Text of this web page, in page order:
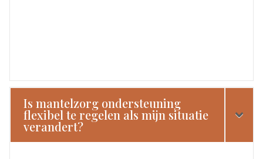
Is mantelzorg ondersteuning
flexibel te regelen als mijn situatie
verandert?